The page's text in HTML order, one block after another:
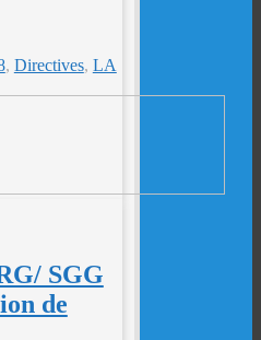
, Directives, LA
SGG
de